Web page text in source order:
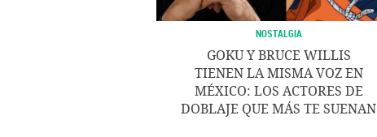
NOSTALGIA
GOKU Y BRUCE WILLIS
TIENEN LA MISMA VOZ EN
MÉXICO: LOS ACTORES DE
DOBLAJE QUE MÁS TE SUENAN